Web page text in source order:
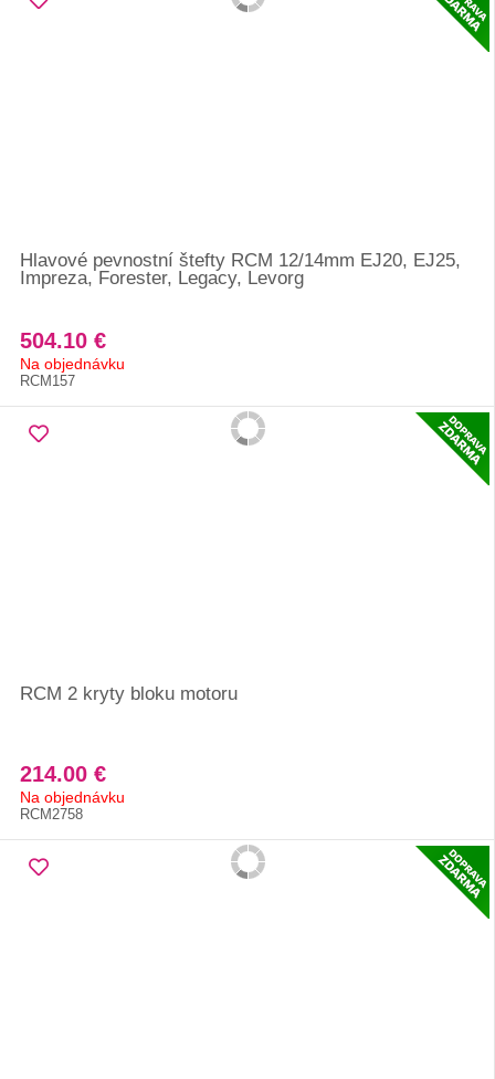
Hlavové pevnostní štefty RCM 12/14mm EJ20, EJ25,
Impreza, Forester, Legacy, Levorg
504.10 €
Na objednávku
RCM157
RCM 2 kryty bloku motoru
214.00 €
Na objednávku
RCM2758